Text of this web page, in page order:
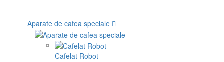
Aparate de cafea speciale
Cafelat Robot